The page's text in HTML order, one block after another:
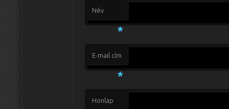
Név
*
E-mail cím
*
Honlap